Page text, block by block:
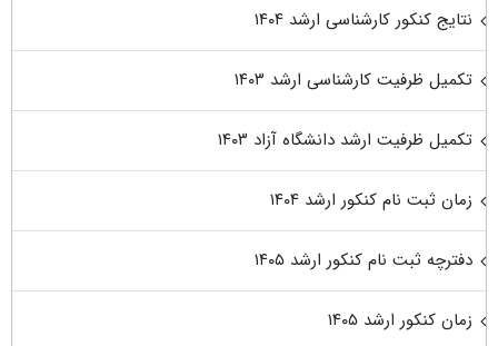
نتایج کنکور کارشناسی ارشد ۱۴۰۴
تکمیل ظرفیت کارشناسی ارشد ۱۴۰۳
تکمیل ظرفیت ارشد دانشگاه آزاد ۱۴۰۳
زمان ثبت نام کنکور ارشد ۱۴۰۴
دفترچه ثبت نام کنکور ارشد ۱۴۰۵
زمان کنکور ارشد ۱۴۰۵